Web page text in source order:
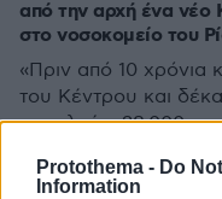
Protothema - Do
Information
από την αρχή ένα νέο
στο νοσοκομείο του
«Πριν από 10 χρόνια
του Κέντρου και
νοσηλεύει 28.000
πάνω από 2000
Σάββα ο υπουργός